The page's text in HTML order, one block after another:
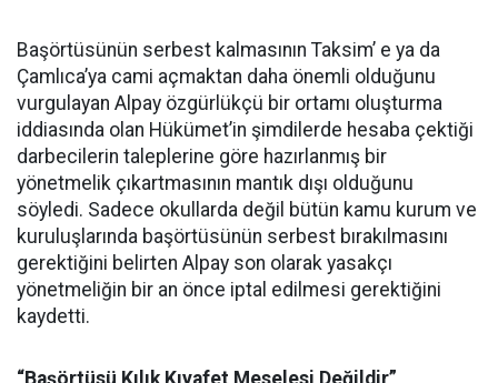
Başörtüsünün serbest kalmasının Taksim’ e ya da
Çamlıca’ya cami açmaktan daha önemli olduğunu
vurgulayan Alpay özgürlükçü bir ortamı oluşturma
iddiasında olan Hükümet’in şimdilerde hesaba çektiği
darbecilerin taleplerine göre hazırlanmış bir
yönetmelik çıkartmasının mantık dışı olduğunu
söyledi. Sadece okullarda değil bütün kamu kurum ve
kuruluşlarında başörtüsünün serbest bırakılmasını
gerektiğini belirten Alpay son olarak yasakçı
yönetmeliğin bir an önce iptal edilmesi gerektiğini
kaydetti.
“Başörtüsü Kılık Kıyafet Meselesi Değildir”